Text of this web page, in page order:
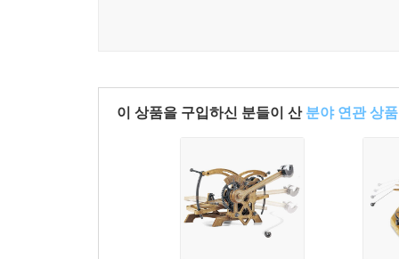
이 상품을 구입하신 분들이 산 분야 연관 상품